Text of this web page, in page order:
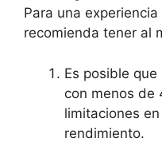
Para una
recomienda tener al
Es posible
con menos de
limitaciones
rendimiento.